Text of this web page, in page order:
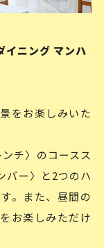
イニング マンハ
をお楽しみいた
チ〉のコースス
バー〉と2つのハ
。また、昼間の
お楽しみただけ